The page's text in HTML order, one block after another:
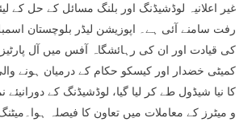
غیر اعلانیہ لوڈشیڈنگ اور بلنگ مسائل کے حل کے
رفت سامنے آئی ہے۔ اپوزیشن لیڈر بلوچستان
کی قیادت اور ان کی رہائشگاہ آفس میں آل
کمیٹی خضدار اور کیسکو حکام کے درمیان ہونے
کا نیا شیڈول طے کر لیا گیا، لوڈشیڈنگ کے دورانیئے
و میٹرز کے معاملات میں تعاون کا فیصلہ